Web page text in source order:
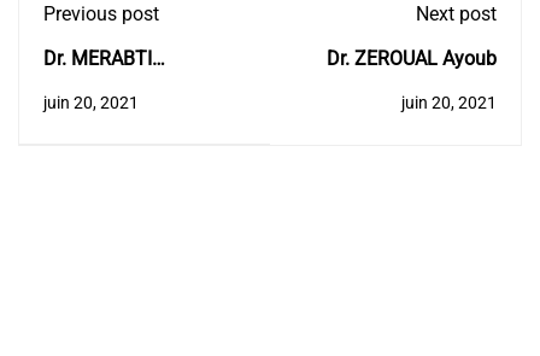
Previous post
Dr. MERABTI
juin 20, 2021
Next post
Dr. ZEROUAL Ayoub
juin 20, 2021